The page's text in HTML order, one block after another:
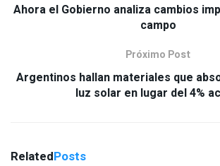
Ahora el Gobierno analiza cambios
campo
Próximo Post
Argentinos hallan materiales que
luz solar en lugar del 4%
RelatedPosts